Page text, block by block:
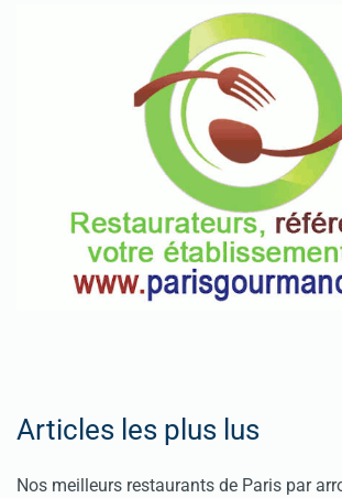
Articles les plus lus
Nos meilleurs restaurants de Paris par